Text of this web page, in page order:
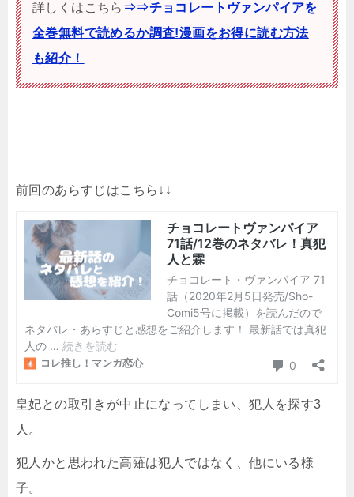
詳しくはこちら ⇒⇒チョコレートヴァンパイアを
全巻無料で読めるか調査!漫画をお得に読む方法
も紹介！
前回のあらすじはこちら↓↓
皇妃との取引きが中止になってしまい、犯人を探す3
人。
犯人かと思われた高薙は犯人ではなく、他にいる様
子。